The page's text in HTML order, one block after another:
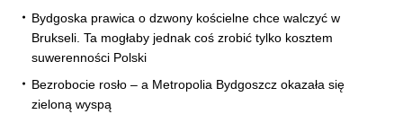
Bydgoska prawica o dzwony kościelne chce walczyć w
Brukseli. Ta mogłaby jednak coś zrobić tylko kosztem
suwerenności Polski
Bezrobocie rosło – a Metropolia Bydgoszcz okazała się
zieloną wyspą